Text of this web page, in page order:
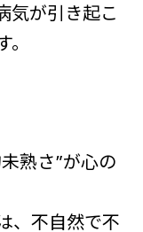
気が引き起こ
熟さ”が心の
、不自然で不